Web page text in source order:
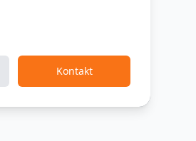
Kontakt